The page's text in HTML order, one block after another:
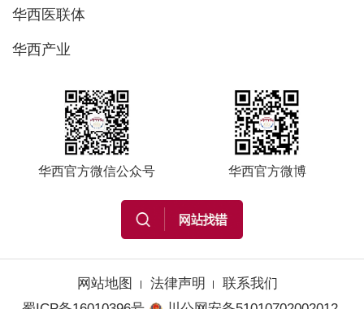
华西医联体
华西产业
华西官方微信公众号 华西官方微博
网站地图 法律声明
联系我们